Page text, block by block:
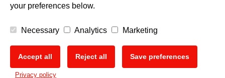
EU Data Act
your preferences below.
Necessary Analytics Marketing
Accept all Reject all Save preferences
Privacy policy
🍪